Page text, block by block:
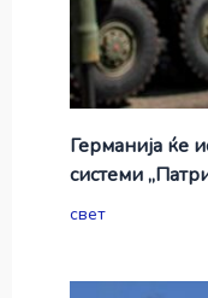
Германија ќе
системи
свет